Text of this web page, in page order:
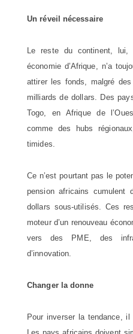
Un réveil nécessaire
Le reste du continent, lui,
économie d’Afrique, n’a
attirer les fonds, malgré
milliards de dollars. Des
Togo, en Afrique de
comme des hubs
timides.
Ce n’est pourtant pas le
pension africains cumulent
dollars sous-utilisés. Ces
moteur d’un renouveau
vers des PME, des
d’innovation.
Changer la donne
Pour inverser la tendance, il
Les pays africains doivent